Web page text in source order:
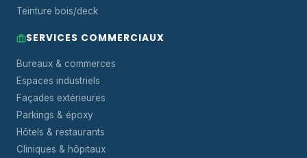
Teinture bois/deck
SERVICES COMMERCIAUX
Bureaux & commerces
Espaces industriels
Façades extérieures
Parkings & époxy
Hôtels & restaurants
Cliniques & hôpitaux